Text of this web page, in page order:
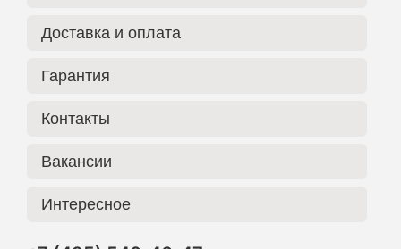
Доставка и оплата
Гарантия
Контакты
Вакансии
Интересное